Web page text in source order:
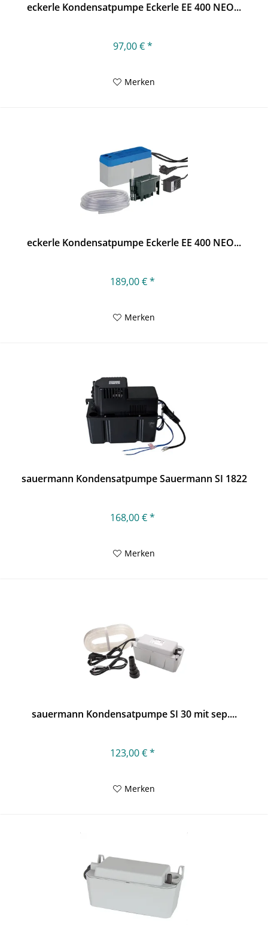
eckerle Kondensatpumpe Eckerle EE 400 NEO...
97,00 € *
Merken
eckerle Kondensatpumpe Eckerle EE 400 NEO...
189,00 € *
Merken
sauermann Kondensatpumpe Sauermann SI 1822
168,00 € *
Merken
sauermann Kondensatpumpe SI 30 mit sep....
123,00 € *
Merken